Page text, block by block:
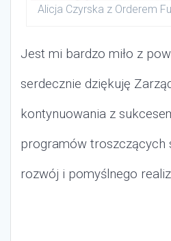
Alicja Czyrska z Orderem
Jest mi bardzo miło z
serdecznie dziękuję
kontynuowania z
programów troszczących
rozwój i pomyślnego